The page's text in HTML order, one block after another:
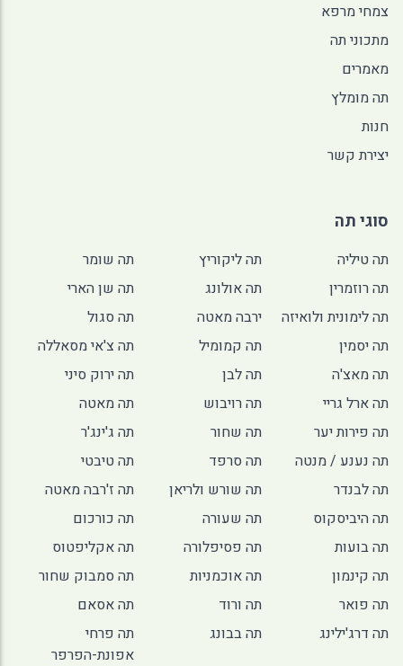
צמחי מרפא
מתכוני תה
מאמרים
תה מומלץ
חנות
יצירת קשר
סוגי תה
תה טיליה תה ליקוריץ
תה שומר
תה רוזמרין
תה אולונג
תה שן הארי
תה לימונית ולואיזה
ירבה מאטה
תה סגול
תה יסמין
תה קמומיל
תה צ'אי מסאללה
תה מאצ'ה
תה לבן
תה ירוק סיני
תה ארל גריי
תה רויבוש
תה מאטה
תה פירות יער
תה שחור
תה ג'ינג'ר
תה נענע / מנטה
תה סרפד
תה טיבטי
תה לבנדר
תה שורש ולריאן
תה ז'רבה מאטה
תה היביסקוס
תה שעורה
תה כורכום
תה בועות
תה פסיפלורה
תה אקליפטוס
תה קינמון
תה אוכמניות
תה סמבוק שחור
תה פואר
תה ורוד
תה אסאם
תה דרג'ילינג
תה בבונג
תה פרחי
אפונת-הפרפר